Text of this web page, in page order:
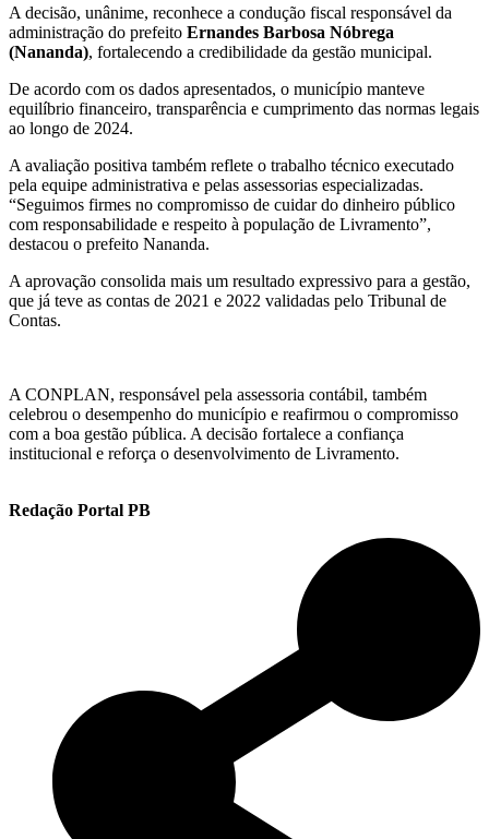
A decisão, unânime, reconhece a condução fiscal responsável da
administração do prefeito Ernandes Barbosa Nóbrega
(Nananda), fortalecendo a credibilidade da gestão municipal.
De acordo com os dados apresentados, o município manteve
equilíbrio financeiro, transparência e cumprimento das normas legais
ao longo de 2024.
A avaliação positiva também reflete o trabalho técnico executado
pela equipe administrativa e pelas assessorias especializadas.
“Seguimos firmes no compromisso de cuidar do dinheiro público
com responsabilidade e respeito à população de Livramento”,
destacou o prefeito Nananda.
A aprovação consolida mais um resultado expressivo para a gestão,
que já teve as contas de 2021 e 2022 validadas pelo Tribunal de
Contas.
A CONPLAN, responsável pela assessoria contábil, também
celebrou o desempenho do município e reafirmou o compromisso
com a boa gestão pública. A decisão fortalece a confiança
institucional e reforça o desenvolvimento de Livramento.
Redação Portal PB